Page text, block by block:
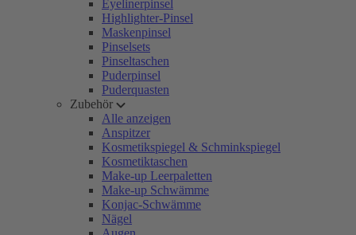
Eyelinerpinsel
Highlighter-Pinsel
Maskenpinsel
Pinselsets
Pinseltaschen
Puderpinsel
Puderquasten
Zubehör
Alle anzeigen
Anspitzer
Kosmetikspiegel & Schminkspiegel
Kosmetiktaschen
Make-up Leerpaletten
Make-up Schwämme
Konjac-Schwämme
Nägel